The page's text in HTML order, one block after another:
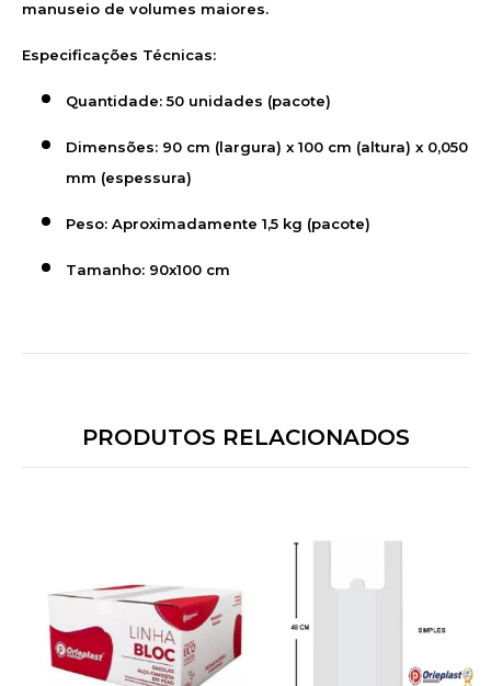
manuseio de volumes maiores.
Especificações Técnicas:
Quantidade:50 unidades (pacote)
Dimensões: 90 cm (largura) x 100 cm (altura) x 0,050
mm (espessura)
Peso: Aproximadamente 1,5 kg (pacote)
Tamanho: 90x100 cm
PRODUTOS RELACIONADOS